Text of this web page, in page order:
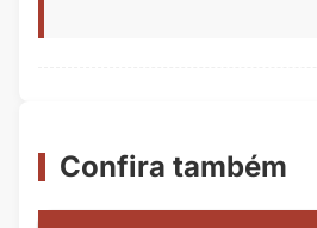
Confira também